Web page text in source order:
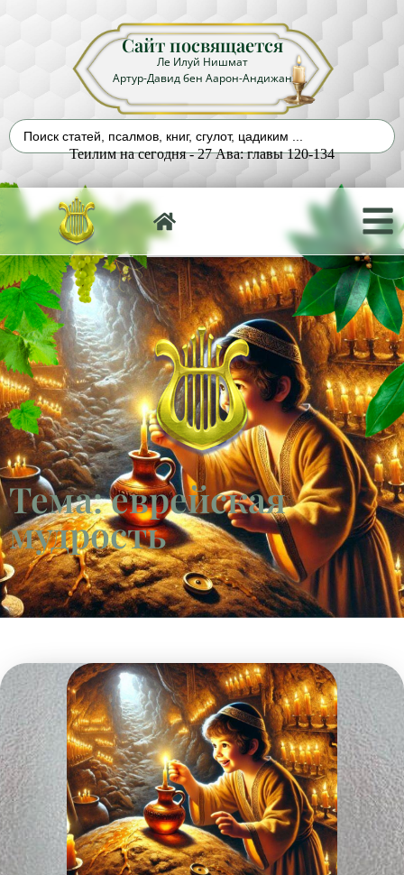
Сайт посвящается
Ле Илуй Нишмат
Артур-Давид бен Аарон-Андижан
Теилим на сегодня - 27 Ава: главы 120-134
Тема: еврейская
мудрость